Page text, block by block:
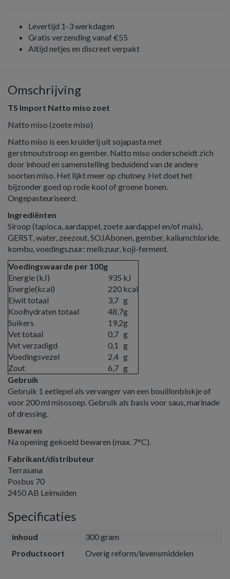
Levertijd 1-3 werkdagen
Gratis verzending vanaf €55
Altijd netjes en discreet verpakt
Omschrijving
TS Import Natto miso zoet
Natto miso (zoete miso)
Natto miso is een kruiderij uit sojapasta met
gerstmoutstroop en gember. Natto miso onderscheidt zich
door inhoud en samenstelling beduidend van de andere
soorten miso. Het lijkt meer op chutney. Het doet het
bijzonder goed op rode kool of groene bonen.
Ongepasteuriseerd.
Ingrediënten
Siroop (tapioca, aardappel, zoete aardappel en/of mais),
GERST, water, zeezout, SOJAbonen, gember, kaliumchloride,
kombu, voedingszuur: melkzuur, koji-ferment.
Voedingswaarde per 100g
Energie (kJ)
935 kJ
Energie(kcal)
220 kcal
Eiwit totaal
3,7 g
Koolhydraten totaal
48,7g
Suikers
19,2g
Vet totaal
0,7 g
Vet verzadigd
0,1
g
Voedingsvezel
2,4 g
Zout
6,7 g
Gebruik
Gebruik 1 eetlepel als vervanger van een bouillonblokje of
voor 200 ml misosoep. Gebruik als basis voor saus, marinade
of dressing.
Bewaren
Na opening gekoeld bewaren (max. 7°C).
Fabrikant/distributeur
Terrasana
Posbus 70
2450 AB Leimuiden
Specificaties
inhoud
300 gram
Productsoort
Overig reform/levensmiddelen